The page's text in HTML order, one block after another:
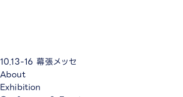
10.13-16 幕張メッセ
About
Exhibition